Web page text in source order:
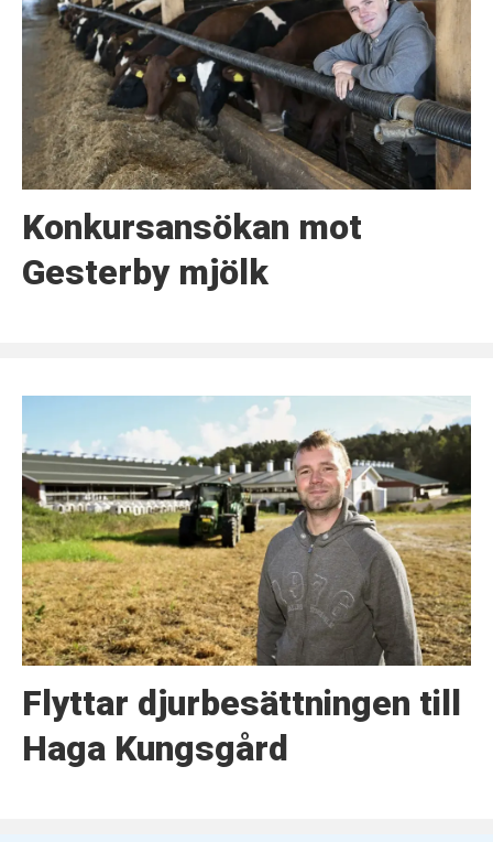
Konkursansökan mot
Gesterby mjölk
Flyttar djurbesättningen till
Haga Kungsgård